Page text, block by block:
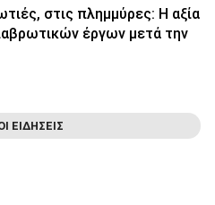
στις πλημμύρες: Η αξία
έργων μετά την
ΕΙΔΗΣΕΙΣ